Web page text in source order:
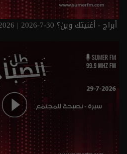
أبراج - أغنيتك وين؟ 30-7-2026 | 2026